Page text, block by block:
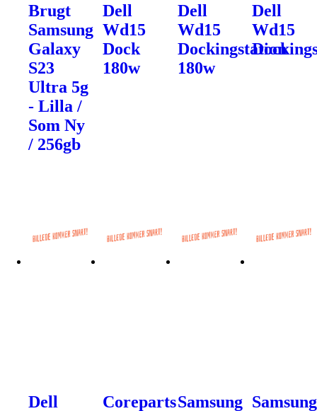
Brugt
Samsung
Galaxy
S23
Ultra 5g
- Lilla /
Som Ny
/ 256gb
Dell
Wd15
Dock
180w
Dell
Wd15
Dockingstation
180w
Dell
Wd15
Dell CorepartsSamsung Samsung